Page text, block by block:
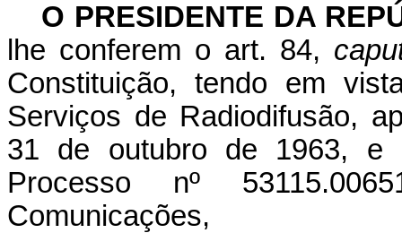
O PRESIDENTE DA
lhe conferem o art. 84,
Constituição, tendo em
Serviços de Radiodifusão,
31 de outubro de 1963,
Processo nº
Comunicações,